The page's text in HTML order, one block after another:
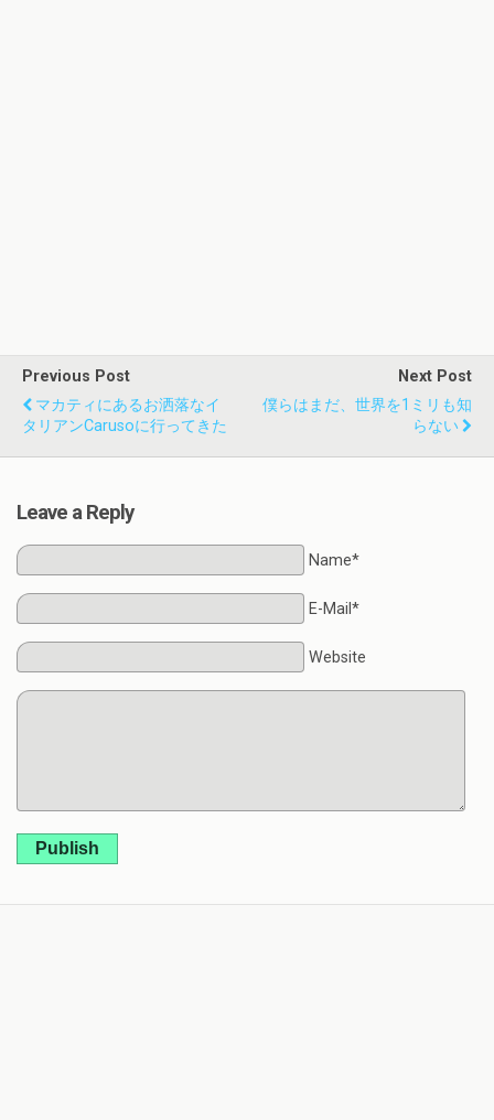
Previous Post
マカティにあるお洒落なイ
タリアンCarusoに行ってきた
Next Post
僕らはまだ、世界を1ミリも知
らない
Leave a Reply
Name*
E-Mail*
Website
Publish